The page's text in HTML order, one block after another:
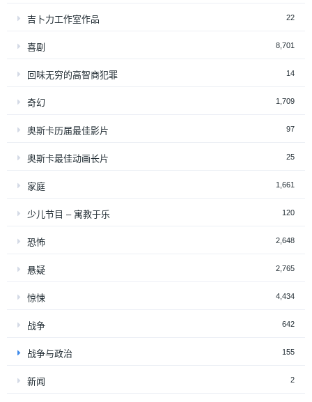
吉卜力工作室作品 22
喜剧 8,701
回味无穷的高智商犯罪 14
奇幻 1,709
奥斯卡历届最佳影片 97
奥斯卡最佳动画长片 25
家庭 1,661
少儿节目 – 寓教于乐 120
恐怖 2,648
悬疑 2,765
惊悚 4,434
战争 642
战争与政治 155
新闻 2